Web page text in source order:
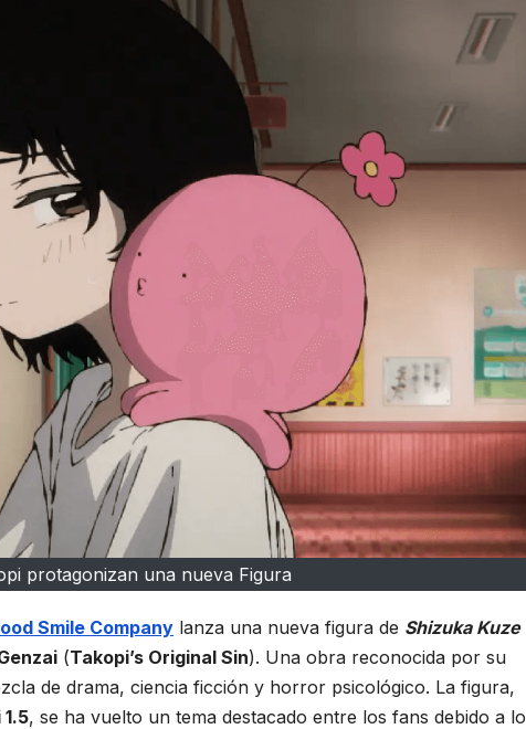
protagonizan una nueva Figura
Smile Company lanza una nueva figura de Shizuka Kuze
(Takopi’s Original Sin). Una obra reconocida por su
de drama, ciencia ficción y horror psicológico. La figura,
, se ha vuelto un tema destacado entre los fans debido a lo